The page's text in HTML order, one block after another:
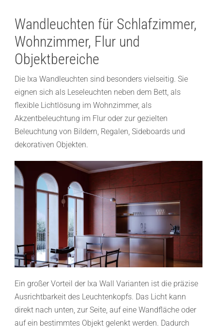
Wandleuchten für Schlafzimmer,
Wohnzimmer, Flur und
Objektbereiche
Die Ixa Wandleuchten sind besonders vielseitig. Sie
eignen sich als Leseleuchten neben dem Bett, als
flexible Lichtlösung im Wohnzimmer, als
Akzentbeleuchtung im Flur oder zur gezielten
Beleuchtung von Bildern, Regalen, Sideboards und
dekorativen Objekten.
Ein großer Vorteil der Ixa Wall Varianten ist die präzise
Ausrichtbarkeit des Leuchtenkopfs. Das Licht kann
direkt nach unten, zur Seite, auf eine Wandfläche oder
auf ein bestimmtes Objekt gelenkt werden. Dadurch